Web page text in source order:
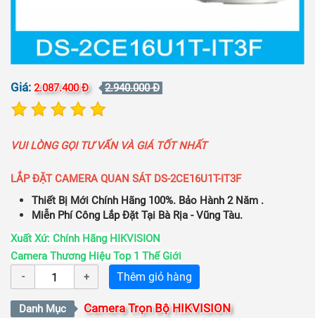
Giá: 2.087.400 Đ 2.940.000 Đ
VUI LÒNG GỌI TƯ VẤN VÀ GIÁ TỐT NHẤT
LẮP ĐẶT CAMERA QUAN SÁT DS-2CE16U1T-IT3F
Thiết Bị Mới Chính Hãng 100%. Bảo Hành 2 Năm .
Miễn Phí Công Lắp Đặt Tại Bà Rịa - Vũng Tàu.
Xuất Xứ: Chính Hãng HIKVISION
Camera Thương Hiệu Top 1 Thế Giới
Thêm giỏ hàng
Danh Mục Camera Trọn Bộ HIKVISION